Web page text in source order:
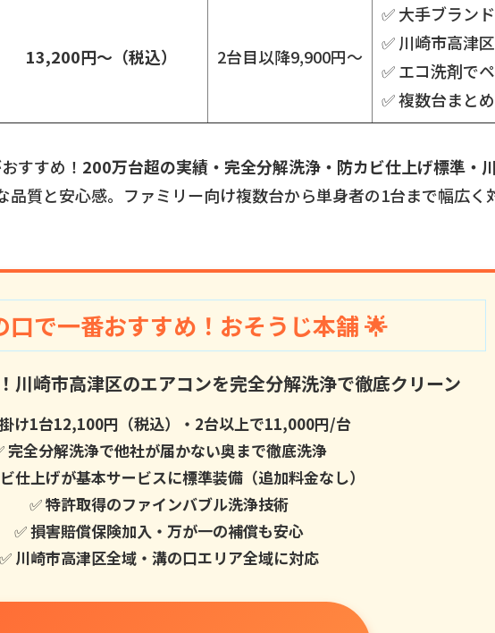
13,200円〜（税込） 2台目以降9,900円〜
✅ 大手ブランド
✅ 川崎市高津区
✅ エコ洗剤で
✅ 複数台まと
すすめ！ 200万台超の実績・完全分解洗浄・防カビ仕上げ標準・
品質と安心感。ファミリー向け複数台から単身者の1台まで幅広く
口で一番おすすめ！おそうじ本舗 🌟
川崎市高津区のエアコンを完全分解洗浄で徹底クリーン
け1台12,100円（税込）・2台以上で11,000円/台
完全分解洗浄で他社が届かない奥まで徹底洗浄
仕上げが基本サービスに標準装備（追加料金なし）
✅特許取得のファインバブル洗浄技術
✅損害賠償保険加入・万が一の補償も安心
✅ 川崎市高津区全域・溝の口エリア全域に対応